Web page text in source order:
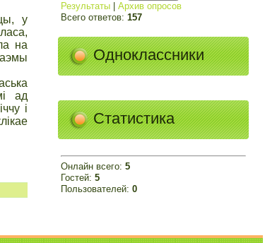
у
на
ад
і
Результаты| Архив опросов
Всего ответов: 157
Одноклассники
Статистика
Онлайн всего: 5
Гостей: 5
Пользователей: 0